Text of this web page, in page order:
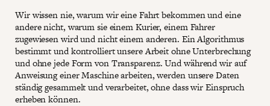
Wir wissen nie, warum wir eine Fahrt bekommen und eine
andere nicht, warum sie einem Kurier, einem Fahrer
zugewiesen wird und nicht einem anderen. Ein Algorithmus
bestimmt und kontrolliert unsere Arbeit ohne Unterbrechung
und ohne jede Form von Transparenz. Und während wir auf
Anweisung einer Maschine arbeiten, werden unsere Daten
ständig gesammelt und verarbeitet, ohne dass wir Einspruch
erheben können.